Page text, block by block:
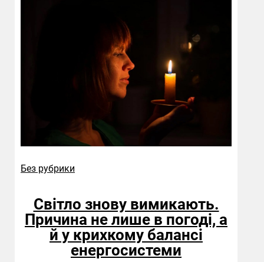
Без рубрики
Світло знову вимикають.
Причина не лише в погоді, а
й у крихкому балансі
енергосистеми